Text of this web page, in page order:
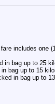
includes one
in bag up to 25
bag up to 15
in bag up to